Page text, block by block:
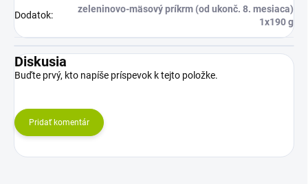
Dodatok:
zeleninovo-mäsový príkrm (od ukonč. 8. mesiaca)
1x190 g
Diskusia
Buďte prvý, kto napíše príspevok k tejto položke.
Pridať komentár